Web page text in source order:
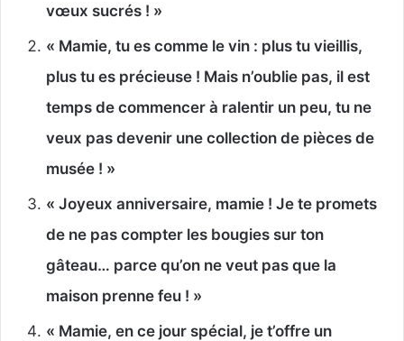
vœux sucrés ! »
« Mamie, tu es comme le vin : plus tu vieillis,
plus tu es précieuse ! Mais n’oublie pas, il est
temps de commencer à ralentir un peu, tu ne
veux pas devenir une collection de pièces de
musée ! »
« Joyeux anniversaire, mamie ! Je te promets
de ne pas compter les bougies sur ton
gâteau… parce qu’on ne veut pas que la
maison prenne feu ! »
« Mamie, en ce jour spécial, je t’offre un